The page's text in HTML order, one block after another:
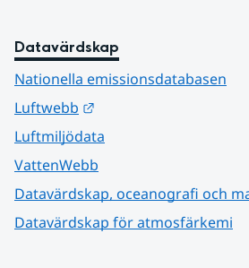
Datavärdskap
Nationella emissionsdatabasen
Luftwebb
Luftmiljödata
VattenWebb
Datavärdskap, oceanografi och
Datavärdskap för atmosfärkemi